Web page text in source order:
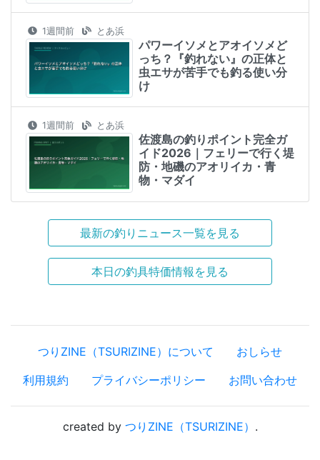
1週間前 とあ浜
パワーイソメとアオイソメど
っち？『釣れない』の正体と
虫エサが苦手でも釣る使い分
け
1週間前 とあ浜
佐渡島の釣りポイント完全ガ
イド2026｜フェリーで行く堤
防・地磯のアオリイカ・青
物・マダイ
最新の釣りニュース一覧を見る
本日の釣具特価情報を見る
つりZINE（TSURIZINE）について
おしらせ
利用規約
プライバシーポリシー お問い合わせ
created by つりZINE（TSURIZINE） .